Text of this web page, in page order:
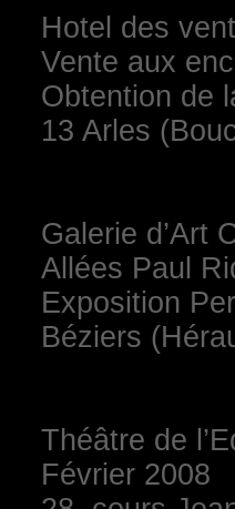
Hotel des
Vente aux
Obtention de
13 Arles
Galerie d’Art
Allées Paul
Exposition
Béziers
Théâtre de
Février 2008